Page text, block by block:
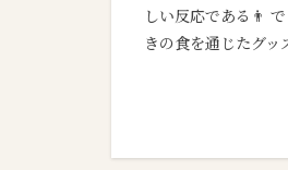
しい反応である👨
きの食を通じたグ